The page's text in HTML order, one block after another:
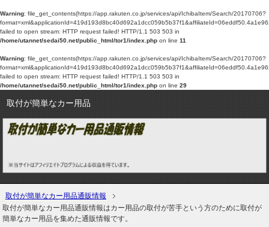
Warning: file_get_contents(https://app.rakuten.co.jp/services/api/IchibaItem/Search/20170706?
failed to open stream: HTTP request failed! HTTP/1.1 503 503 in
/home/utannet/sedai50.net/public_html/tor1/index.php on line 11
Warning: file_get_contents(https://app.rakuten.co.jp/services/api/IchibaItem/Search/20170706?
failed to open stream: HTTP request failed! HTTP/1.1 503 503 in
/home/utannet/sedai50.net/public_html/tor1/index.php on line 29
取付が簡単なカー用品
取付が簡単なカー用品通販情報
取付が簡単なカー用品通販情報はカー用品の取付が苦手という方のために取付が
簡単なカー用品を集めた通販情報です。